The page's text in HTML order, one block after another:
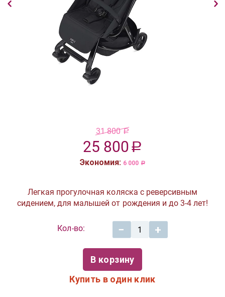
31 800 Р
25 800 Р
Экономия: 6 000 Р
Легкая прогулочная коляска с реверсивным
сидением, для малышей от рождения и до 3-4 лет!
Кол-во: +
−
В корзину
Купить в один клик